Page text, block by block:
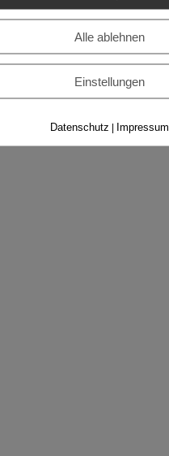
Alle ablehnen
Einstellungen
Datenschutz | Impressum